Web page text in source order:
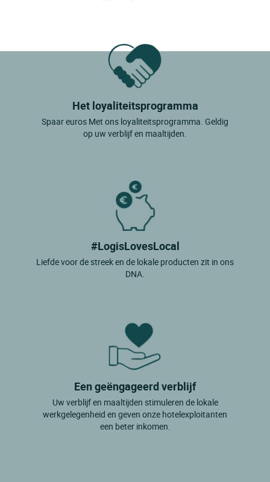
Het loyaliteitsprogramma
Spaar euros Met ons loyaliteitsprogramma. Geldig
op uw verblijf en maaltijden.
#LogisLovesLocal
Liefde voor de streek en de lokale producten zit in ons
DNA.
Een geëngageerd verblijf
Uw verblijf en maaltijden stimuleren de lokale
werkgelegenheid en geven onze hotelexploitanten
een beter inkomen.